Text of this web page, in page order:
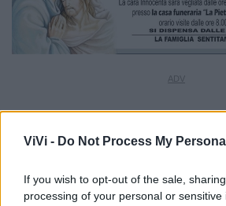
ViVi - Do Not Process My
If you wish to opt-out of the sale,
processing of your personal or